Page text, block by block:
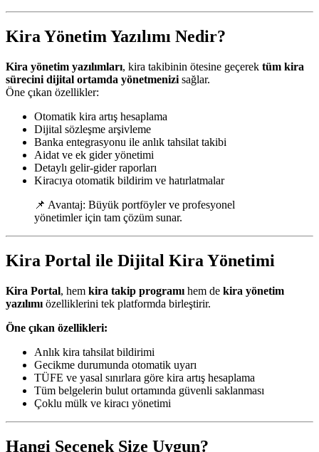
Kira Yönetim Yazılımı Nedir?
Kira yönetim yazılımları, kira takibinin ötesine geçerek tüm kira
sürecini dijital ortamda yönetmenizi sağlar.
Öne çıkan özellikler:
Otomatik kira artış hesaplama
Dijital sözleşme arşivleme
Banka entegrasyonu ile anlık tahsilat takibi
Aidat ve ek gider yönetimi
Detaylı gelir-gider raporları
Kiracıya otomatik bildirim ve hatırlatmalar
📌 Avantaj: Büyük portföyler ve profesyonel
yönetimler için tam çözüm sunar.
Kira Portal ile Dijital Kira Yönetimi
Kira Portal, hem kira takip programı hem de kira yönetim
yazılımı özelliklerini tek platformda birleştirir.
Öne çıkan özellikleri:
Anlık kira tahsilat bildirimi
Gecikme durumunda otomatik uyarı
TÜFE ve yasal sınırlara göre kira artış hesaplama
Tüm belgelerin bulut ortamında güvenli saklanması
Çoklu mülk ve kiracı yönetimi
Hangi Seçenek Size Uygun?